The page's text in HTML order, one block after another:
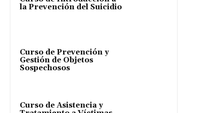
la Prevención del Suicidio
Curso de Prevención y
Gestión de Objetos
Sospechosos
Curso de Asistencia y